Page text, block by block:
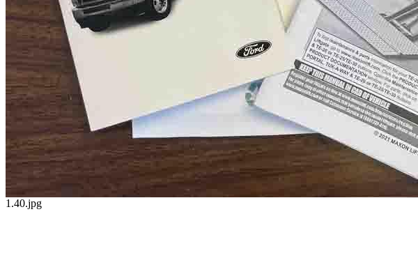
1.40.jpg